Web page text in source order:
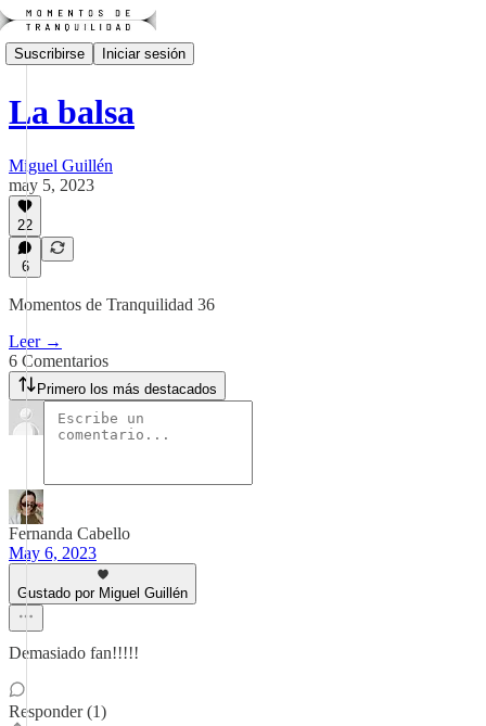
Suscribirse Iniciar sesión
La balsa
Miguel Guillén
may 5, 2023
22
6
Momentos de Tranquilidad 36
Leer →
6 Comentarios
Primero los más destacados
Fernanda Cabello
May 6, 2023
Gustado por Miguel Guillén
Demasiado fan!!!!!
Responder (1)